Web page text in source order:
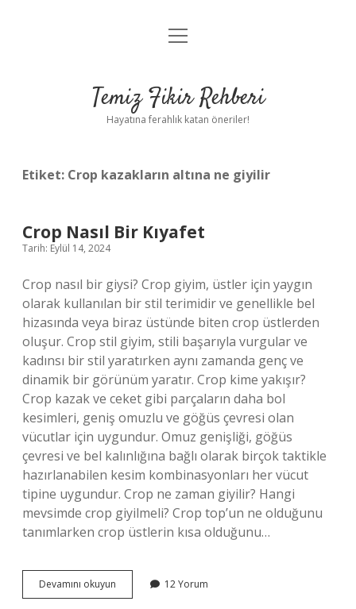
Anasayfa
Yasal Uyarı
menüyü
Temiz Fikir Rehberi
Hayatına ferahlık katan öneriler!
Etiket: Crop kazakların altına ne giyilir
Crop Nasıl Bir Kıyafet
Tarih: Eylül 14, 2024
Crop nasıl bir giysi? Crop giyim, üstler için yaygın
olarak kullanılan bir stil terimidir ve genellikle bel
hizasında veya biraz üstünde biten crop üstlerden
oluşur. Crop stil giyim, stili başarıyla vurgular ve
kadınsı bir stil yaratırken aynı zamanda genç ve
dinamik bir görünüm yaratır. Crop kime yakışır?
Crop kazak ve ceket gibi parçaların daha bol
kesimleri, geniş omuzlu ve göğüs çevresi olan
vücutlar için uygundur. Omuz genişliği, göğüs
çevresi ve bel kalınlığına bağlı olarak birçok taktikle
hazırlanabilen kesim kombinasyonları her vücut
tipine uygundur. Crop ne zaman giyilir? Hangi
mevsimde crop giyilmeli? Crop top’un ne olduğunu
tanımlarken crop üstlerin kısa olduğunu…
Devamını okuyun
Nasıl
12 Yorum